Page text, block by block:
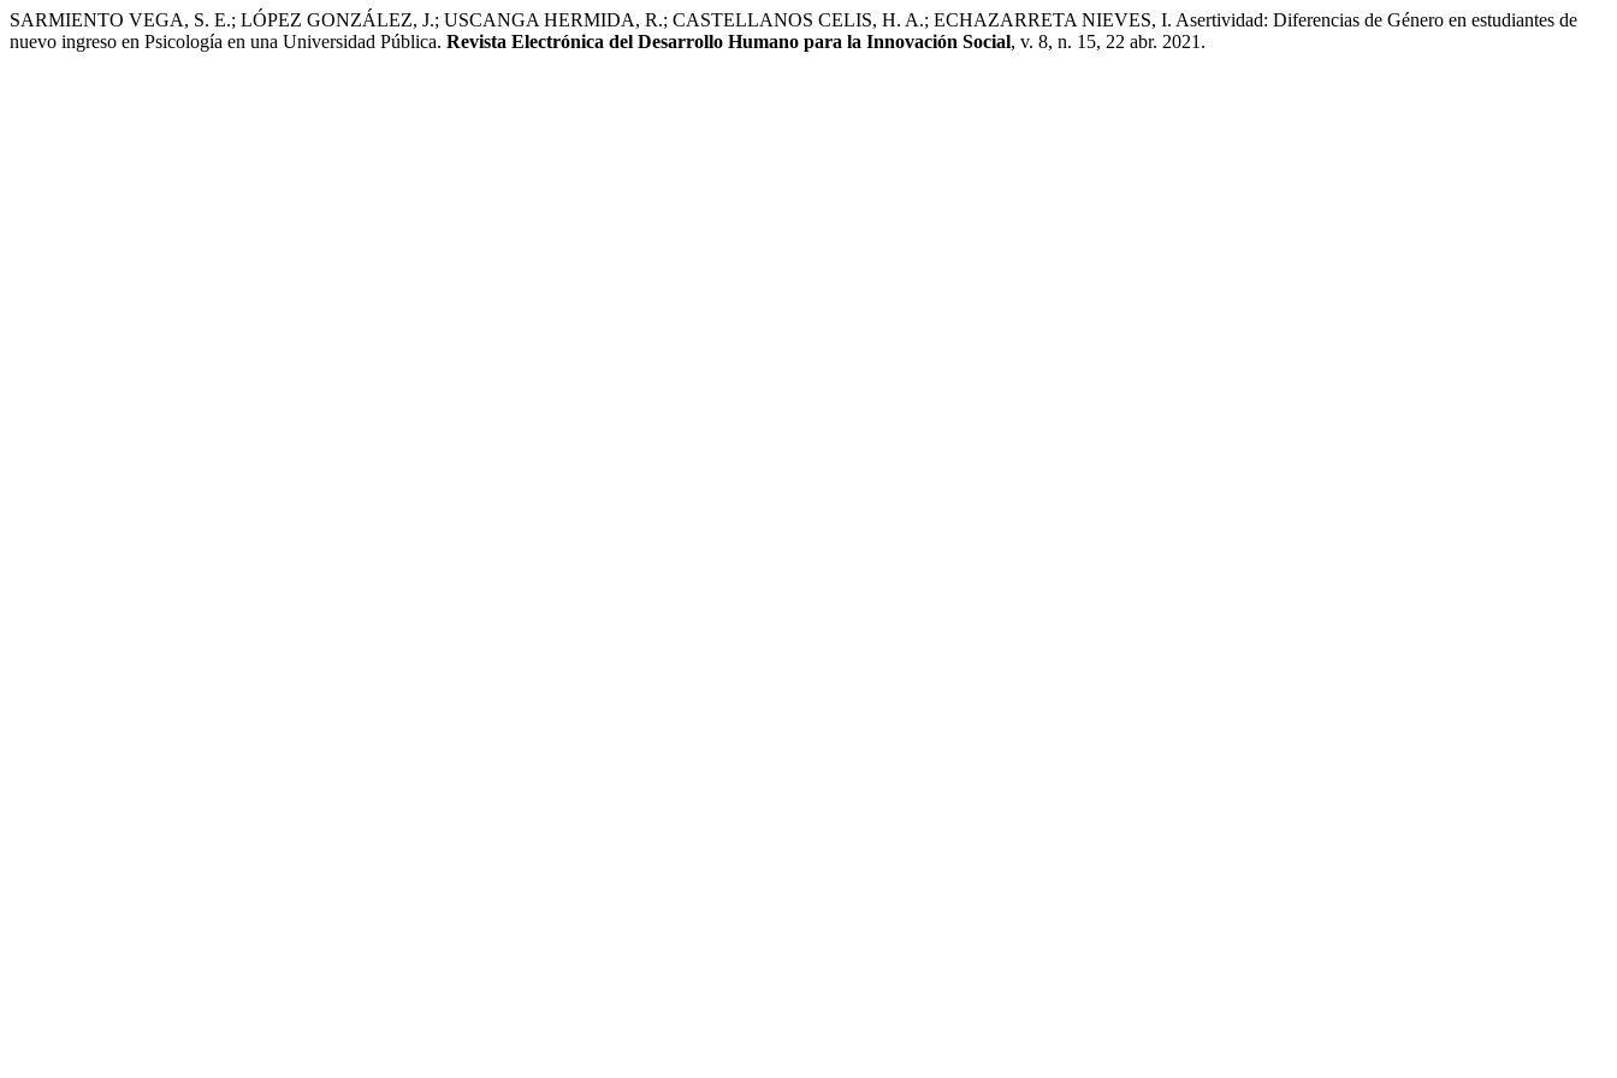
SARMIENTO VEGA, S. E.; LÓPEZ GONZÁLEZ, J.; USCANGA HERMIDA, R.; CASTELLANOS CELIS, H. A.; ECHAZARRETA NIEVES, I. Asertividad: Diferencias de Género en estudiantes de
nuevo ingreso en Psicología en una Universidad Pública. Revista Electrónica del Desarrollo Humano para la Innovación Social, v. 8, n. 15, 22 abr. 2021.